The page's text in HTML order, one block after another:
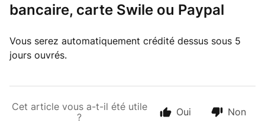
bancaire, carte Swile ou Paypal
Vous serez automatiquement crédité dessus sous 5
jours ouvrés.
Cet article vous a-t-il été utile
?
Oui Non